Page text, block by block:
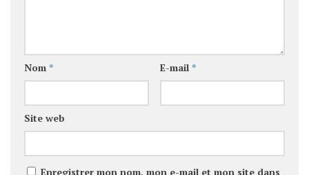
Nom * E-mail *
Site web
Enregistrer mon nom, mon e-mail et mon site dans